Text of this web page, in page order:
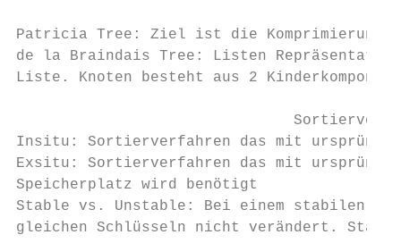
Patricia Tree: Ziel ist die Komprimierung
de la Braindais Tree: Listen
Liste. Knoten besteht aus 2
Insitu: Sortierverfahren das mit
Exsitu: Sortierverfahren das mit
Speicherplatz wird benötigt
Stable vs. Unstable: Bei einem stabilen
gleichen Schlüsseln nicht verändert.